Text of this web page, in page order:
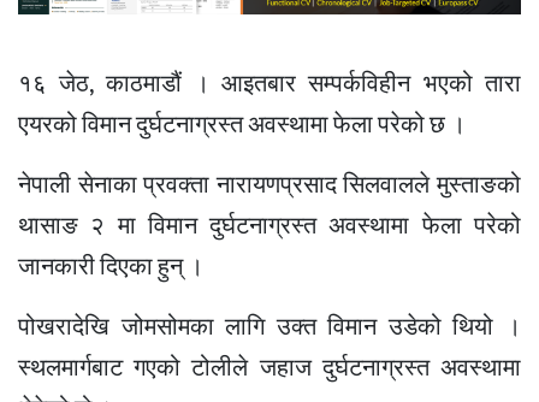
१६ जेठ, काठमाडौं । आइतबार सम्पर्कविहीन भएको तारा
एयरको विमान दुर्घटनाग्रस्त अवस्थामा फेला परेको छ ।
नेपाली सेनाका प्रवक्ता नारायणप्रसाद सिलवालले मुस्ताङको
थासाङ २ मा विमान दुर्घटनाग्रस्त अवस्थामा फेला परेको
जानकारी दिएका हुन् ।
पोखरादेखि जोमसोमका लागि उक्त विमान उडेको थियो ।
स्थलमार्गबाट गएको टोलीले जहाज दुर्घटनाग्रस्त अवस्थामा